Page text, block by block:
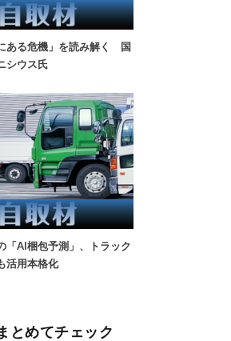
ある危機」を読み解く 国
シウス氏
「AI梱包予測」、トラック
活用本格化
とめてチェック